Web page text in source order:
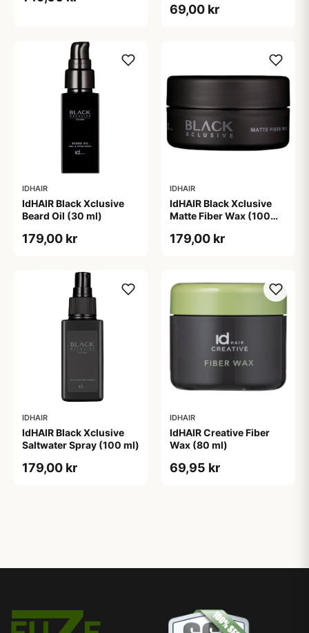
69,00 kr
IDHAIR
IdHAIR Black Xclusive
Beard Oil (30 ml)
179,00 kr
IDHAIR
IdHAIR Black Xclusive
Matte Fiber Wax (100
179,00 kr
IDHAIR
IdHAIR Black Xclusive
Saltwater Spray (100 ml)
179,00 kr
IDHAIR
IdHAIR Creative Fiber
Wax (80 ml)
69,95 kr